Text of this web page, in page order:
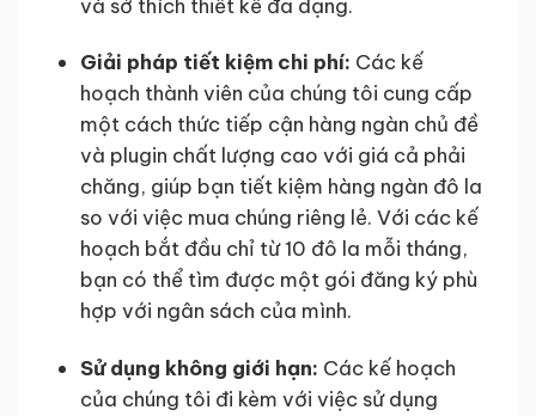
Giải pháp tiết kiệm chi phí: Các kế
hoạch thành viên của chúng tôi cung cấp
một cách thức tiếp cận hàng ngàn chủ đề
và plugin chất lượng cao với giá cả phải
chăng, giúp bạn tiết kiệm hàng ngàn đô la
so với việc mua chúng riêng lẻ. Với các kế
hoạch bắt đầu chỉ từ 10 đô la mỗi tháng,
bạn có thể tìm được một gói đăng ký phù
hợp với ngân sách của mình.
Sử dụng không giới hạn: Các kế hoạch
của chúng tôi đi kèm với việc sử dụng